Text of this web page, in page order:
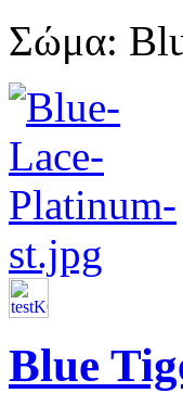
Σώμα:
Blue